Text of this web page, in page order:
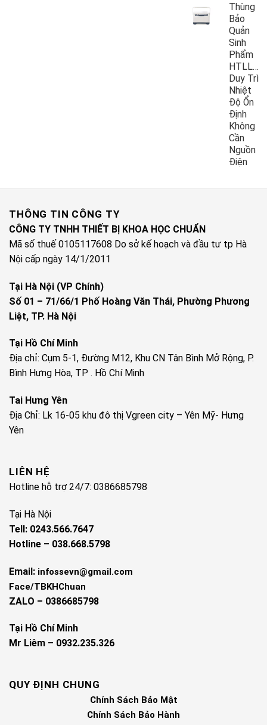
Thùng
Bảo
Quản
Sinh
Phẩm
Duy Trì
Nhiệt
Độ Ổn
Định
Không
Cần
Nguồn
Điện
THÔNG TIN CÔNG TY
CÔNG TY TNHH THIẾT BỊ KHOA HỌC CHUẨN
Mã số thuế 0105117608 Do sở kế hoạch và đầu tư tp Hà
Nội cấp ngày 14/1/2011
Tại Hà Nội (VP Chính)
Số 01 – 71/66/1 Phố Hoàng Văn Thái, Phường Phương
Liệt, TP. Hà Nội
Tại Hồ Chí Minh
Địa chỉ: Cụm 5-1, Đường M12, Khu CN Tân Bình Mở Rộng, P.
Bình Hưng Hòa, TP . Hồ Chí Minh
Tai Hưng Yên
Địa Chỉ: Lk 16-05 khu đô thị Vgreen city – Yên Mỹ- Hưng
Yên
LIÊN HỆ
Hotline hỗ trợ 24/7: 0386685798
Tại Hà Nội
Tell: 0243.566.7647
Hotline – 038.668.5798
Email: infossevn@gmail.com
Face/TBKHChuan
ZALO – 0386685798
Tại Hồ Chí Minh
Mr Liêm – 0932.235.326
QUY ĐỊNH CHUNG
Chính Sách Bảo Mật
Chính Sách Bảo Hành